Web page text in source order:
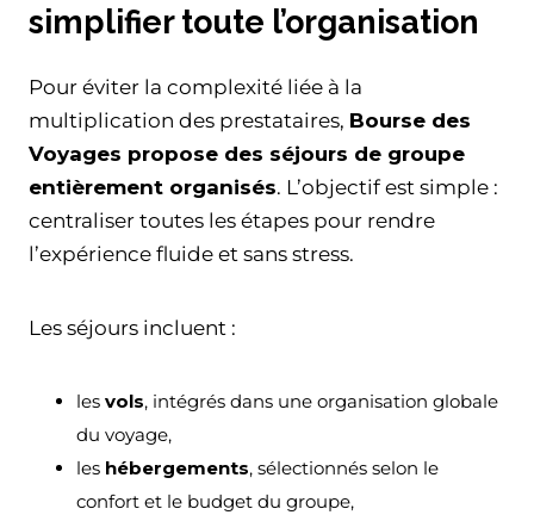
simplifier toute l’organisation
Pour éviter la complexité liée à la
multiplication des prestataires, Bourse des
Voyages propose des séjours de groupe
entièrement organisés. L’objectif est simple :
centraliser toutes les étapes pour rendre
l’expérience fluide et sans stress.
Les séjours incluent :
les vols, intégrés dans une organisation globale
du voyage,
les hébergements, sélectionnés selon le
confort et le budget du groupe,